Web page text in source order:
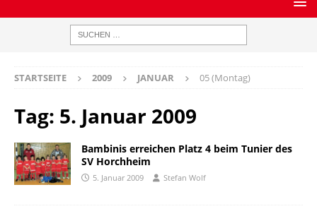
STARTSEITE 2009 JANUAR 05 (Montag)
Tag: 5. Januar 2009
Bambinis erreichen Platz 4 beim Tunier des
SV Horchheim
5. Januar 2009 Stefan Wolf